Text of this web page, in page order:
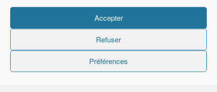
Accepter
Refuser
Préférences
Se souvenir de moi